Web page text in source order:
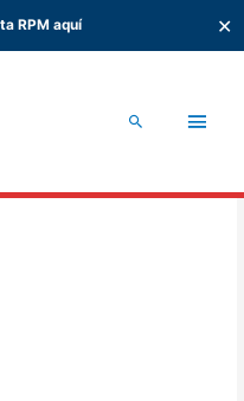
RPM aquí ✕
Buscar